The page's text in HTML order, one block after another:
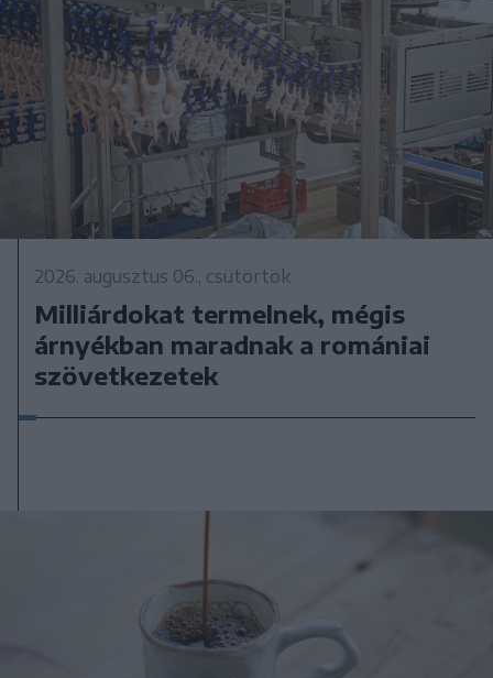
2026. augusztus 06., csütörtök
Milliárdokat termelnek, mégis
árnyékban maradnak a romániai
szövetkezetek